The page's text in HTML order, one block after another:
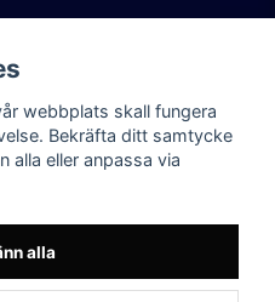
webbplats skall fungera
Bekräfta ditt samtycke
alla eller anpassa via
alla